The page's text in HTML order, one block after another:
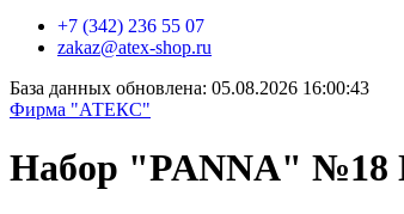
+7 (342) 236 55 07
zakaz@atex-shop.ru
База данных обновлена: 05.08.2026 16:00:43
Фирма "АТЕКС"
Набор "PANNA" №18